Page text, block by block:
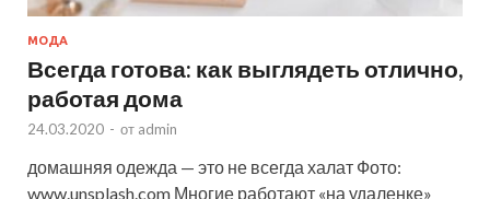
МОДА
Всегда готова: как выглядеть отлично,
работая дома
24.03.2020 - от admin
домашняя одежда — это не всегда халат Фото:
www.unsplash.com Многие работают «на удаленке»